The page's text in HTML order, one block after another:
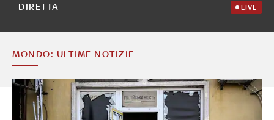
DIRETTA LIVE
MONDO: ULTIME NOTIZIE